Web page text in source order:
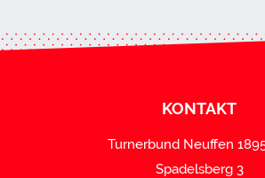
KONTAKT
Turnerbund Neuffen
Spadelsberg 3